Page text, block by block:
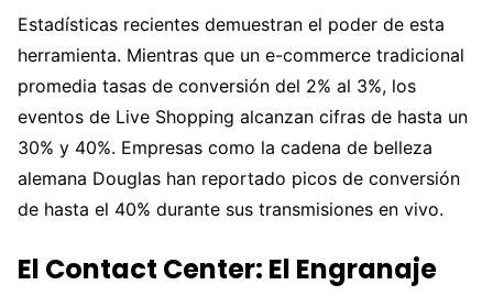
Estadísticas recientes demuestran el poder de esta
herramienta. Mientras que un e-commerce tradicional
promedia tasas de conversión del 2% al 3%, los
eventos de Live Shopping alcanzan cifras de hasta un
30% y 40%. Empresas como la cadena de belleza
alemana Douglas han reportado picos de conversión
de hasta el 40% durante sus transmisiones en vivo.
El Contact Center: El Engranaje